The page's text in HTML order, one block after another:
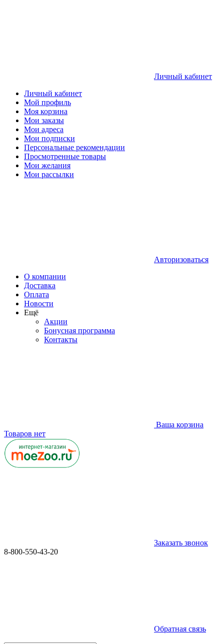
Личный кабинет
Личный кабинет
Мой профиль
Моя корзина
Мои заказы
Мои адреса
Мои подписки
Персональные рекомендации
Просмотренные товары
Мои желания
Мои рассылки
Авторизоваться
О компании
Доставка
Оплата
Новости
Ещё
Акции
Бонусная программа
Контакты
Ваша корзина
Товаров нет
Заказать звонок
8-800-550-43-20
Обратная связь